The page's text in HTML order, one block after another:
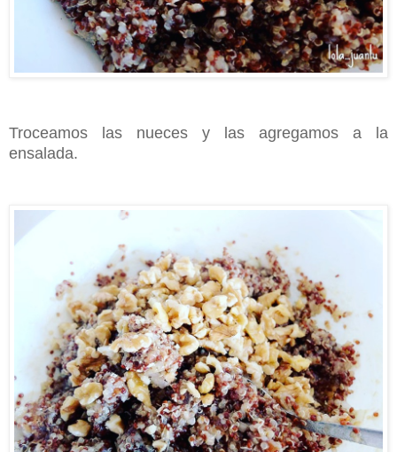
Troceamos las nueces y las agregamos a la
ensalada.